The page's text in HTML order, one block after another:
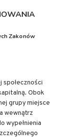
Zakonów
społeczności
Obok
grupy miejsce
wewnątrz
wypełnienia